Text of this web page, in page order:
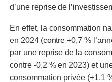
d’une reprise de
En effet, la consommation
en 2024 (contre +0,7 %
par une reprise de la
contre -0,2 % en 2023) et
consommation privée (+1,1